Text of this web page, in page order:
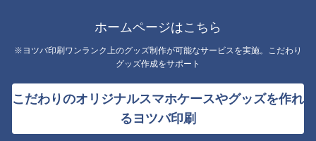
ホームページはこちら
※ヨツバ印刷ワンランク上のグッズ制作が可能なサービスを実施。こだわり
グッズ作成をサポート
こだわりのオリジナルスマホケースやグッズを作れ
るヨツバ印刷